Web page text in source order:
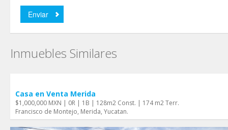
Inmuebles Similares
Casa en Venta Merida
$1,000,000 MXN | 0R | 1B | 128m2 Const. | 174 m2 Terr.
Francisco de Montejo, Merida, Yucatan.